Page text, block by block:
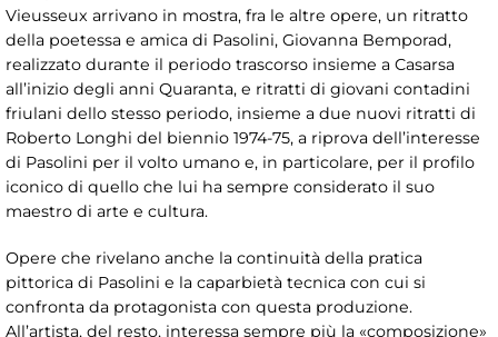
Vieusseux arrivano in mostra, fra le altre opere, un ritratto
della poetessa e amica di Pasolini, Giovanna Bemporad,
realizzato durante il periodo trascorso insieme a Casarsa
all’inizio degli anni Quaranta, e ritratti di giovani contadini
friulani dello stesso periodo, insieme a due nuovi ritratti di
Roberto Longhi del biennio 1974-75, a riprova dell’interesse
di Pasolini per il volto umano e, in particolare, per il profilo
iconico di quello che lui ha sempre considerato il suo
maestro di arte e cultura.
Opere che rivelano anche la continuità della pratica
pittorica di Pasolini e la caparbietà tecnica con cui si
confronta da protagonista con questa produzione.
All’artista, del resto, interessa sempre più la «composizione»